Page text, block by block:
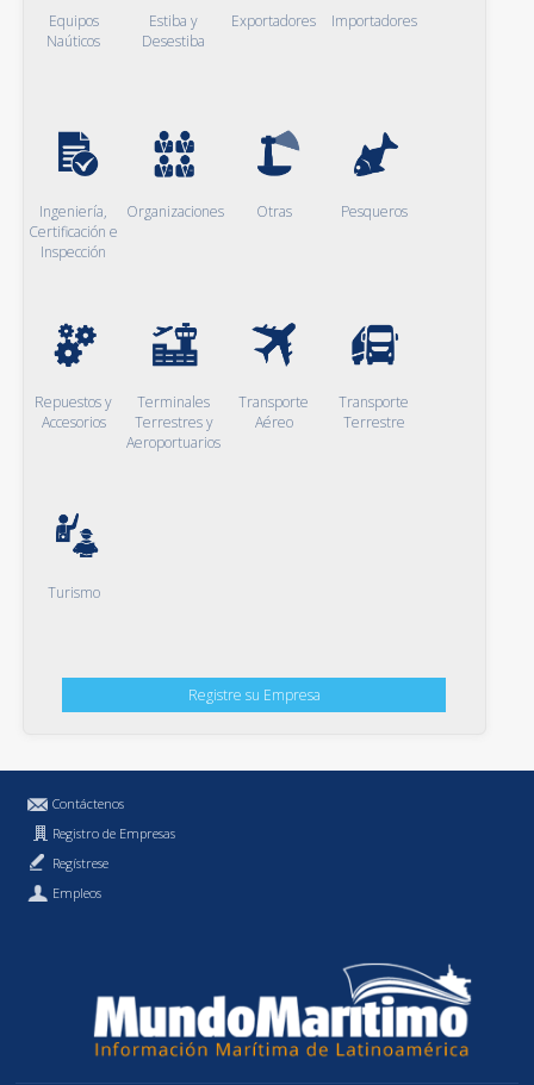
Equipos
Naúticos
Estiba y
Desestiba
Exportadores Importadores
Ingeniería,
Certificación e
Inspección
Organizaciones Otras Pesqueros
Repuestos y
Accesorios
Terminales
Terrestres y
Aeroportuarios
Transporte
Aéreo
Transporte
Terrestre
Turismo
Registre su Empresa
Contáctenos
Registro de Empresas
Regístrese
Empleos